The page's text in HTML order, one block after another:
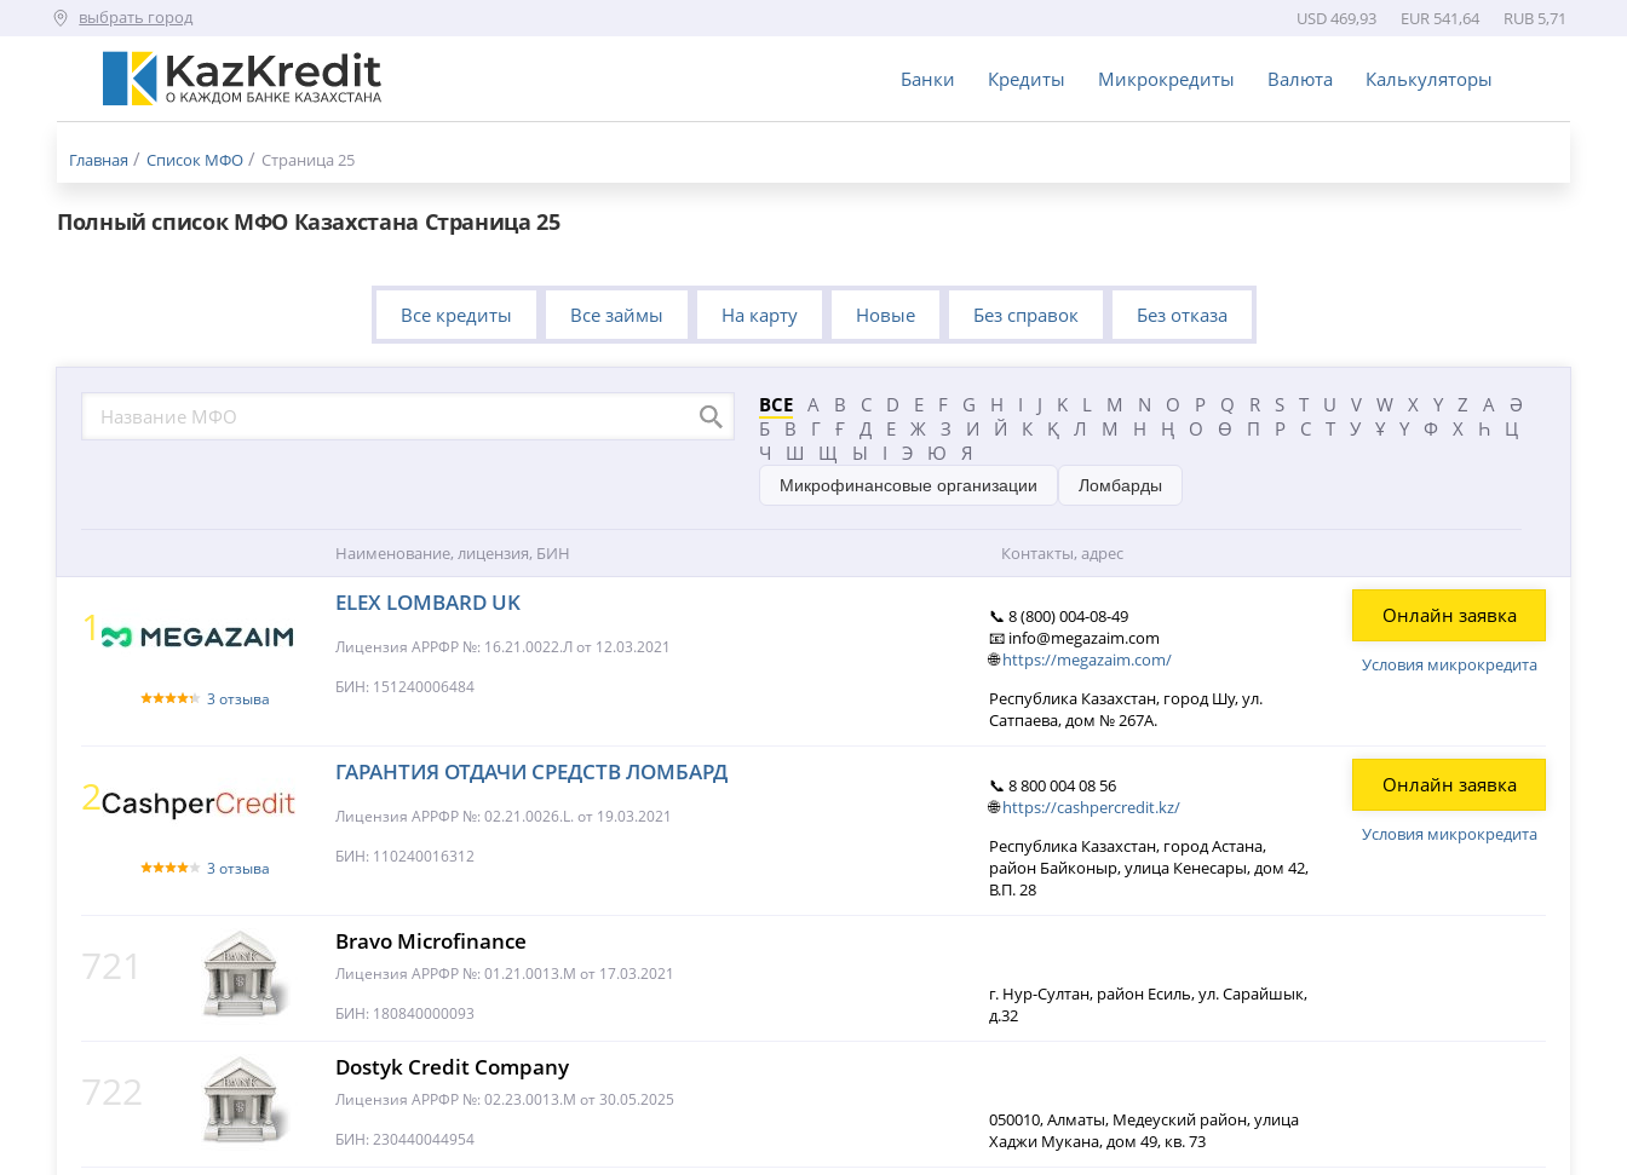
выбрать город USD 469,93 EUR 541,64 RUB 5,71
Банки Кредиты Микрокредиты Валюта Калькуляторы
Меню
Главная Список МФО Страница 25
Полный список МФО Казахстана Страница 25
Все кредиты Все займы На карту Новые Без справок Без отказа
ВСЕ A B C D E F G H I J K L M N O P Q R S T U V W X Y Z А
Ә
Б
В Г Ғ Д Е Ж З И Й К Қ Л М Н Ң О Ө П Р С Т У Ұ Ү Ф Х Һ
Ц
Ч
Ш Щ Ы І Э Ю Я
Микрофинансовые организации Ломбарды
Наименование, лицензия, БИН Контакты, адрес
1
3 отзыва
ELEX LOMBARD UK
Лицензия АРРФР №: 16.21.0022.Лот 12.03.2021
БИН: 151240006484
📞 8 (800) 004-08-49
📧 info@megazaim.com
🌐https://megazaim.com/
Республика Казахстан, город Шу, ул.
Сатпаева, дом № 267А.
Онлайн заявка
Условия микрокредита
2
3 отзыва
ГАРАНТИЯ ОТДАЧИ СРЕДСТВ ЛОМБАРД
Лицензия АРРФР №: 02.21.0026.L. от 19.03.2021
БИН: 110240016312
📞 8 800 004 08 56
🌐https://cashpercredit.kz/
Республика Казахстан, город Астана,
район Байконыр, улица Кенесары, дом 42,
В.П. 28
Онлайн заявка
Условия микрокредита
721 Bravo Microfinance
Лицензия АРРФР №: 01.21.0013.М от 17.03.2021
БИН: 180840000093
г. Нур-Султан, район Есиль, ул. Сарайшык,
д.32
722 Dostyk Credit Company
Лицензия АРРФР №: 02.23.0013.M от 30.05.2025
БИН: 230440044954
050010, Алматы, Медеуский район, улица
Хаджи Мукана, дом 49, кв. 73